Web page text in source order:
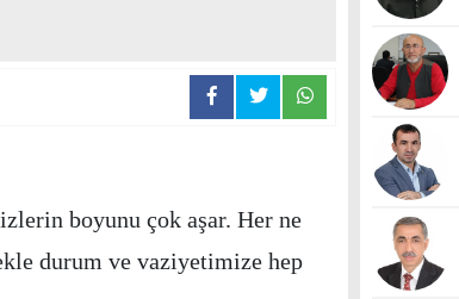
boyunu çok aşar. Her ne
durum ve vaziyetimize hep